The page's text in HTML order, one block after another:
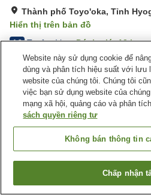
Thành phố Toyo'oka, Tỉnh
Hiển thị trên bản đồ
4.3 Tuyệt vời Đánh giá:12lượt
Tiện nghi chỗ nghỉ
Bãi đỗ xe
Trang chủ Nhật Bản Tỉnh Hyogo
Hamaya Ryokan <Hyogo>
Tìm phòng
Website này sử dụng cookie để
dùng và phân tích hiệu suất với lưu
website của chúng tôi. Chúng tôi
việc bạn sử dụng website của
mạng xã hội, quảng cáo và phân
sách quyền riêng tư
Không bán thông tin
Chấp nhận